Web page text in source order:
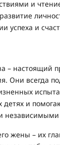
и
успеха и
– настоящий
Они всегда
детях и
жены – их